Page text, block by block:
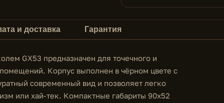
и доставка Гарантия
GX53 предназначен для точечного и
Корпус выполнен в чёрном цвете с
современный вид и позволяет легко
или хай-тек. Компактные габариты 90х52